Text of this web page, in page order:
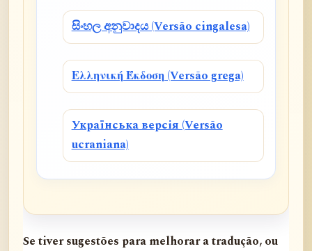
සිංහල අනුවාදය (Versão cingalesa)
Ελληνική Έκδοση (Versão grega)
Українська версія (Versão
ucraniana)
Se tiver sugestões para melhorar a tradução, ou